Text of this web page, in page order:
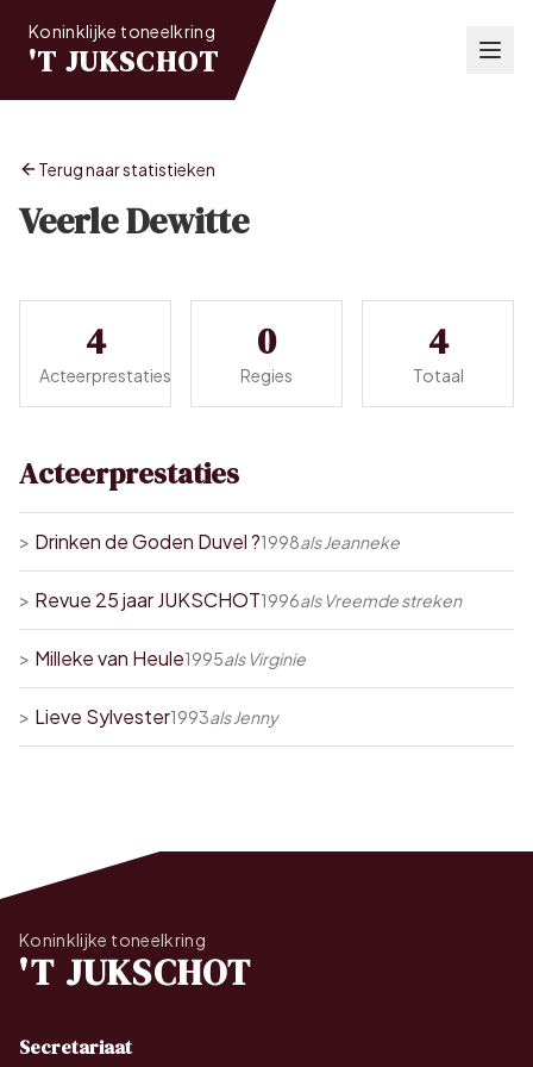
Koninklijke toneelkring
'T JUKSCHOT
Terug naar statistieken
Veerle Dewitte
4
Acteerprestaties
0
Regies
4
Totaal
Acteerprestaties
> Drinken de Goden Duvel ?1998alsJeanneke
> Revue 25 jaar JUKSCHOT1996als Vreemde streken
> Milleke van Heule1995als Virginie
> Lieve Sylvester1993alsJenny
Koninklijke toneelkring
'T JUKSCHOT
Secretariaat